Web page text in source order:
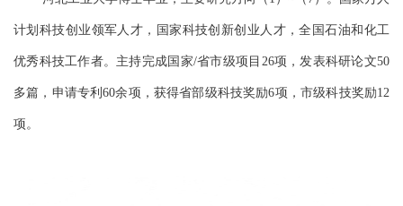
计划科技创业领军人才，国家科技创新创业人才，全国石油和化工
优秀科技工作者。主持完成国家/省市级项目 26项，发表科研论文50
多篇，申请专利60余项，获得省部级科技奖励6项，市级科技奖励12
项。